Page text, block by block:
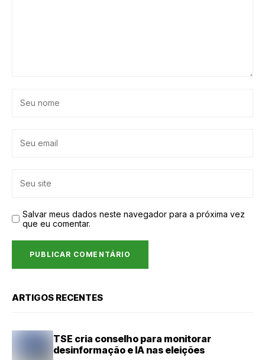
Salvar meus dados neste navegador para a próxima vez
que eu comentar.
ARTIGOS RECENTES
TSE cria conselho para monitorar
desinformação e IA nas eleições